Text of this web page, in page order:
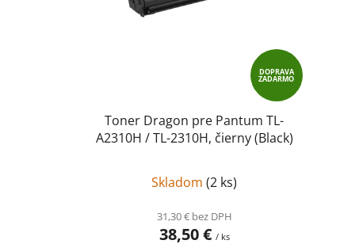
DOPRAVA
ZADARMO
Toner Dragon pre Pantum TL-
A2310H / TL-2310H, čierny (Black)
Skladom(2 ks)
31,30 € bez DPH
38,50 € / ks